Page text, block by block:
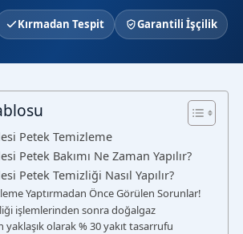
Kırmadan Tespit Garantili İşçilik
Petek Temizleme
Petek Bakımı Ne Zaman Yapılır?
Petek Temizliği Nasıl Yapılır?
Yaptırmadan Önce Görülen Sorunlar!
işlemlerinden sonra doğalgaz
yaklaşık olarak % 30 yakıt tasarrufu